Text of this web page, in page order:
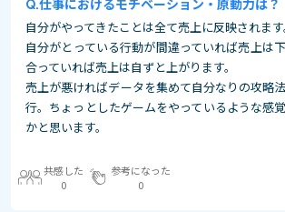
仕事におけるモチベーション・原動力は？
自分がやってきたことは全て売上に反映されます
自分がとっている行動が間違っていれば売上は
合っていれば売上は自ずと上がります。
売上が悪ければデータを集めて自分なりの攻略
行。ちょっとしたゲームをやっているような感
かと思います。
共感した
0
参考になった
0